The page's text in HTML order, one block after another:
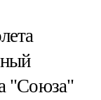
"Союза"